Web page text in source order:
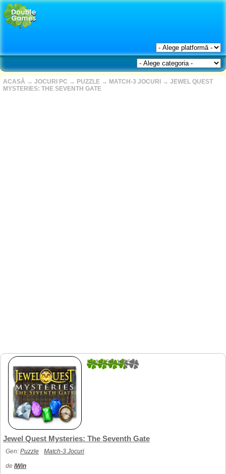
ACASĂ → JOCURI PC → PUZZLE → MATCH-3 JOCURI → JEWEL QUEST
MYSTERIES: THE SEVENTH GATE
3.4102564102564
Jewel Quest Mysteries: The Seventh Gate
Gen: Puzzle Match-3 Jocuri
de IWin